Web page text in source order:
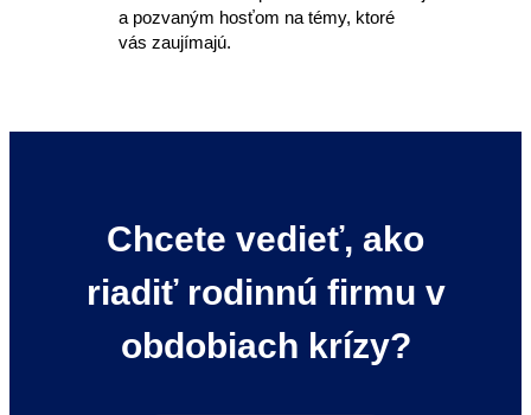
a pozvaným hosťom na témy, ktoré
vás zaujímajú.
Chcete vedieť, ako
riadiť rodinnú firmu v
obdobiach krízy?